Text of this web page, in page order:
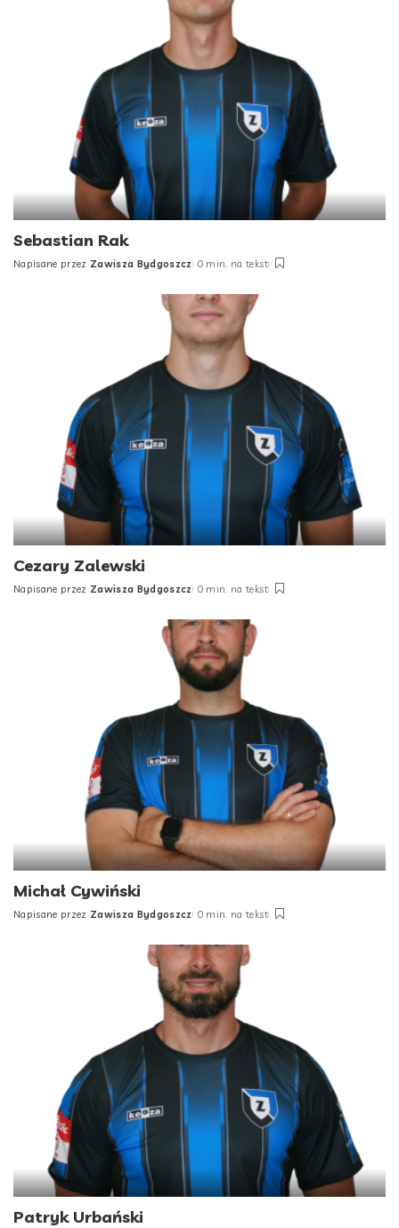
Sebastian Rak
Posted
Napisane przez Zawisza Bydgoszcz 0 min. na tekst
Cezary Zalewski
Posted
Napisane przez Zawisza Bydgoszcz 0 min. na tekst
Michał Cywiński
Posted
Napisane przez Zawisza Bydgoszcz 0 min. na tekst
Patryk Urbański